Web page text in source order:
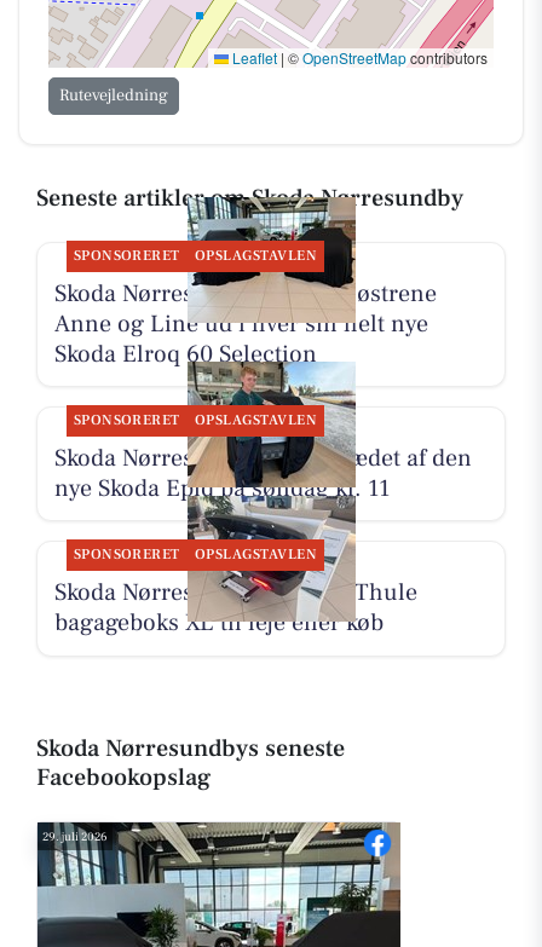
Leaflet | ©OpenStreetMapcontributors
Rutevejledning
Seneste artikler om Skoda Nørresundby
SPONSORERET OPSLAGSTAVLEN
Skoda Nørresundby sender søstrene
Anne og Line ud i hver sin helt nye
Skoda Elroq 60 Selection
SPONSORERET OPSLAGSTAVLEN
Skoda Nørresundby løfter klædet af den
nye Skoda Epiq på søndag kl. 11
SPONSORERET OPSLAGSTAVLEN
Skoda Nørresundby tilbyder Thule
bagageboks XL til leje eller køb
Skoda Nørresundbys seneste
Facebookopslag
29. juli 2026